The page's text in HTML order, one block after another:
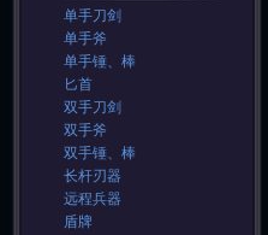
单手刀剑
单手斧
单手锤、棒
匕首
双手刀剑
双手斧
双手锤、棒
长杆刃器
远程兵器
盾牌